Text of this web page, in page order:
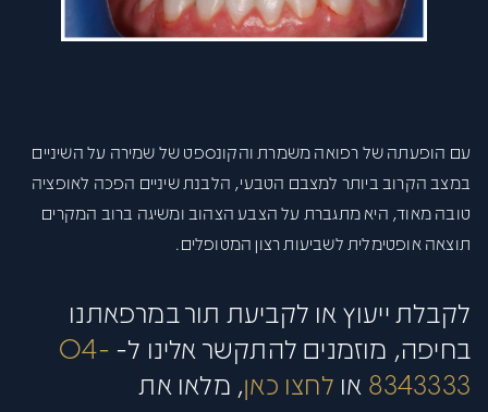
עם הופעתה של רפואה משמרת והקונספט של שמירה על השיניים
במצב הקרוב ביותר למצבם הטבעי, הלבנת שיניים הפכה לאופציה
טובה מאוד, היא מתגברת על הצבע הצהוב ומשיגה ברוב המקרים
תוצאה אופטימלית לשביעות רצון המטופלים.
לקבלת ייעוץ או לקביעת תור במרפאתנו
בחיפה, מוזמנים להתקשר אלינו ל- 04-
8343333 או לחצו כאן, מלאו את